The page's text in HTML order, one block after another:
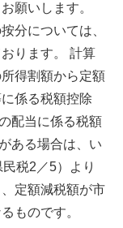
願いします。
分については、
ります。 計算
得割額から定額
係る税額控除
配当に係る税額
ある場合は、い
税2／5）より
定額減税額が市
ものです。